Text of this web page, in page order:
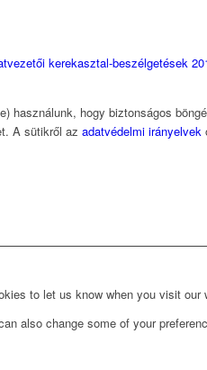
kerekasztal-beszélgetések
használunk, hogy biztonságos
A sütikről az adatvédelmi irányelvek
to let us know when you visit
also change some of your